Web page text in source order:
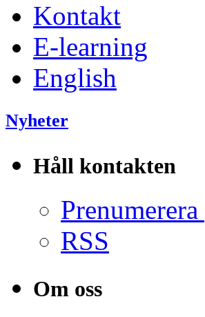
Kontakt
E-learning
English
Nyheter
Håll kontakten
RSS
Om oss